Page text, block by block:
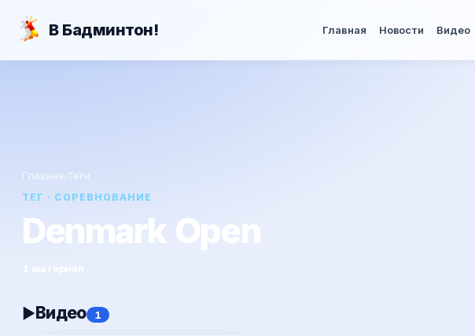
В Бадминтон! Главная Новости Видео
Главная Теги
ТЕГ · СОРЕВНОВАНИЕ
Denmark Open
▶Видео 1